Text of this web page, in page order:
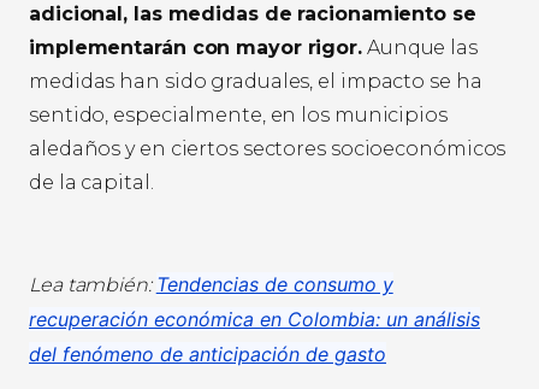
adicional, las medidas de racionamiento se
implementarán con mayor rigor. Aunque las
medidas han sido graduales, el impacto se ha
sentido, especialmente, en los municipios
aledaños y en ciertos sectores socioeconómicos
de la capital.
Lea también: Tendencias de consumo y
recuperación económica en Colombia: un análisis
del fenómeno de anticipación de gasto